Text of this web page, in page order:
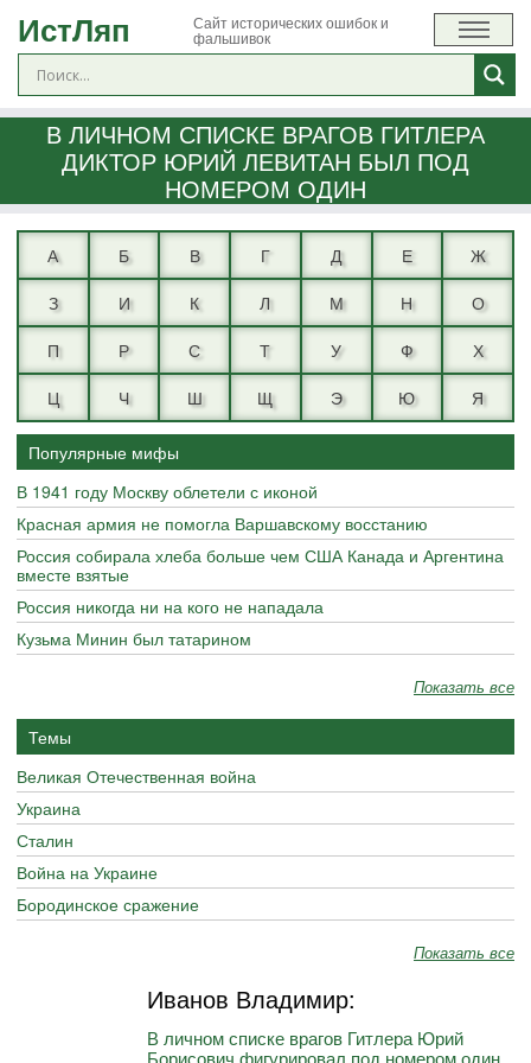
ИстЛяп Сайт исторических ошибок и
фальшивок
В ЛИЧНОМ СПИСКЕ ВРАГОВ ГИТЛЕРА
ДИКТОР ЮРИЙ ЛЕВИТАН БЫЛ ПОД
НОМЕРОМ ОДИН
А Б В Г Д Е
Ж
З
И К Л М Н
О
П
Р С Т У Ф
Х
Ц
Ч Ш Щ Э Ю Я
Популярные мифы
В 1941 году Москву облетели с иконой
Красная армия не помогла Варшавскому восстанию
Россия собирала хлеба больше чем США Канада и Аргентина
вместе взятые
Россия никогда ни на кого не нападала
Кузьма Минин был татарином
Показать все
Темы
Великая Отечественная война
Украина
Сталин
Война на Украине
Бородинское сражение
Показать все
Иванов Владимир:
В личном списке врагов Гитлера Юрий